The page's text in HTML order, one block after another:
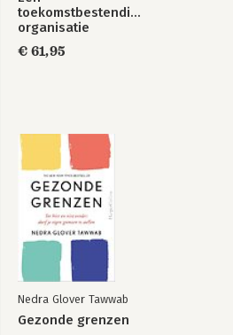
toekomstbestendige
organisatie
€ 61,95
Nedra Glover Tawwab
Gezonde grenzen